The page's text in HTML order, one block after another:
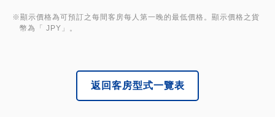
※顯示價格為可預訂之每間客房每人第一晚的最低價格。顯示價格之貨
幣為「 JPY」。
返回客房型式一覽表